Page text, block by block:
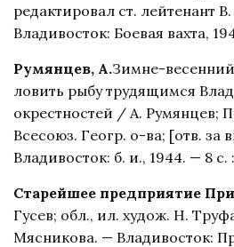
редактировал ст. лейтенант
Владивосток: Боевая вахта,
Румянцев, А.Зимне-
ловить рыбу трудящимся
окрестностей / А. Румянцев;
Всесоюз. Геогр. о-ва; [отв. за
Владивосток: б. и., 1944. — 8 с.
Старейшее предприятие
Гусев; обл., ил. худож. Н.
Мясникова. — Владивосток: